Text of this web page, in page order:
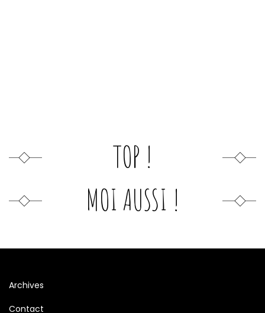
TOP !
MOI AUSSI !
Archives
Contact